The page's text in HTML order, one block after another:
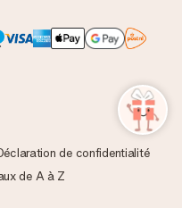
de confidentialité
de A à Z